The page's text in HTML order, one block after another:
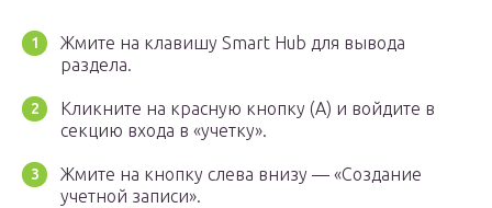
Жмите на клавишу Smart Hub для вывода
раздела.
Кликните на красную кнопку (А) и войдите в
секцию входа в «учетку».
Жмите на кнопку слева внизу — «Создание
учетной записи».